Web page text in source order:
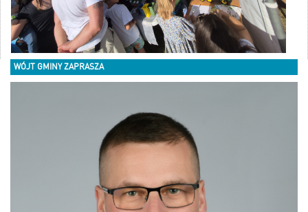
WÓJT GMINY ZAPRASZA